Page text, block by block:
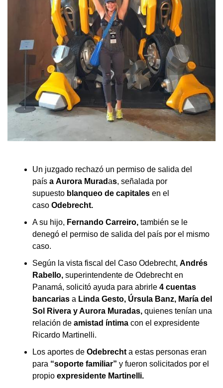
Un juzgado rechazó un permiso de salida del
país a Aurora Muradas, señalada por
supuesto blanqueo de capitales en el
caso Odebrecht.
A su hijo, Fernando Carreiro, también se le
denegó el permiso de salida del país por el mismo
caso.
Según la vista fiscal del Caso Odebrecht, Andrés
Rabello, superintendente de Odebrecht en
Panamá, solicitó ayuda para abrirle 4 cuentas
bancarias a Linda Gesto, Úrsula Banz, María del
Sol Rivera y Aurora Muradas, quienes tenían una
relación de amistad íntima con el expresidente
Ricardo Martinelli.
Los aportes de Odebrecht a estas personas eran
para “soporte familiar” y fueron solicitados por el
propio expresidente Martinelli.